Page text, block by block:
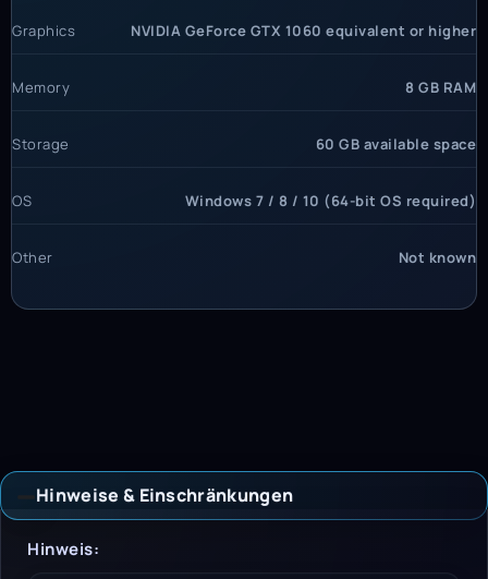
Graphics NVIDIA GeForce GTX 1060 equivalent or higher
Memory 8 GB RAM
Storage 60 GB available space
OS Windows 7 / 8 / 10 (64-bit OS required)
Other Not known
Hinweise & Einschränkungen
Hinweise &
Hinweis: